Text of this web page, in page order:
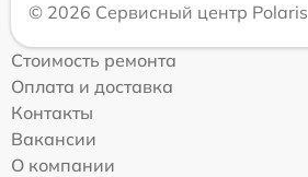
© 2026 Сервисный центр Polaris
Стоимость ремонта
Оплата и доставка
Контакты
Вакансии
О компании